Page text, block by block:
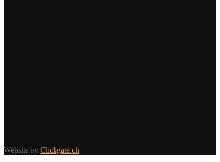
Website by Clickgate.ch